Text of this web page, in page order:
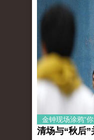
金钟现场涂鸦“
清场与“秋后”